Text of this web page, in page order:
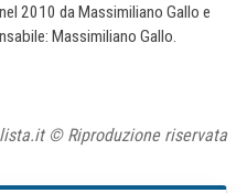
2010 da Massimiliano Gallo e
Massimiliano Gallo.
© Riproduzione riservata